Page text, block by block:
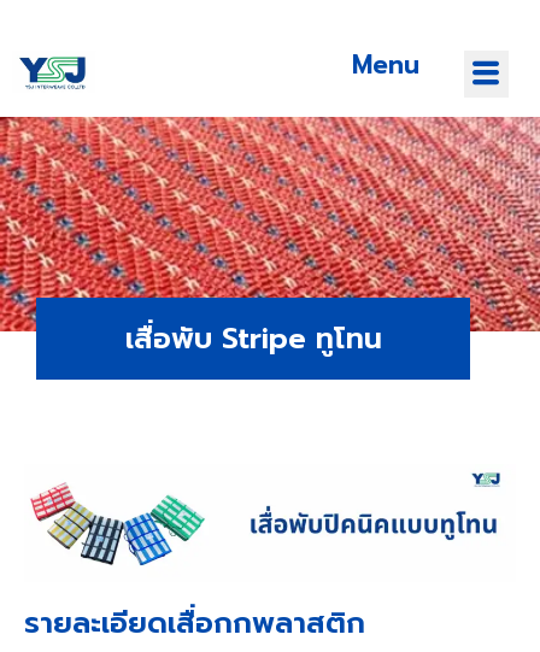
Menu
เสื่อพับ Stripe ทูโทน
รายละเอียดเสื่อกกพลาสติก